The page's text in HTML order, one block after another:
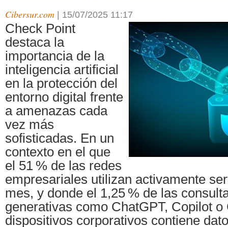
Cibersur.com 15/07/2025 11:17
Check Point
destaca la
importancia de la
inteligencia artificial
en la protección del
entorno digital frente
a amenazas cada
vez más
sofisticadas. En un
contexto en el que
el 51 % de las redes
empresariales utilizan activamente
mes, y donde el 1,25 % de las
generativas como ChatGPT, Copilot
dispositivos corporativos contiene